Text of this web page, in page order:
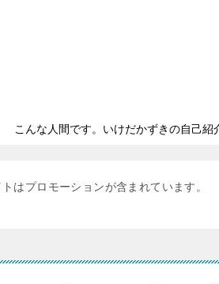
こんな人間です。いけだかずきの自己紹
はプロモーションが含まれています。